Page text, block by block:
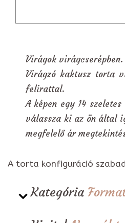
Virágok virágcserépben.
Virágzó kaktusz torta
felirattal.
A képen egy 14
válassza ki az ön által
megfelelő ár
A torta konfiguráció
Kategória